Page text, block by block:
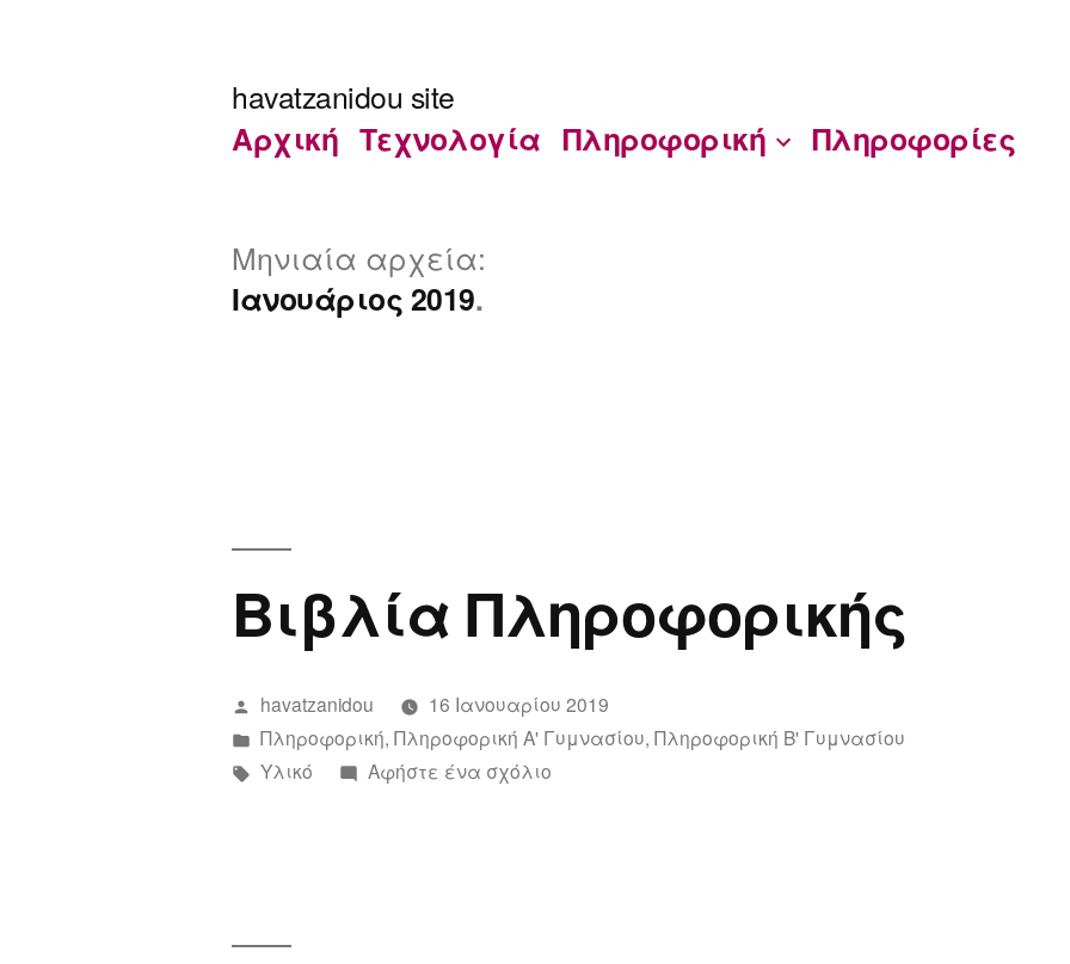
havatzanidou site
Αρχική Τεχνολογία Πληροφορική Πληροφορίες
Μηνιαία αρχεία:
Ιανουάριος 2019
Βιβλία Πληροφορικής
Συντάχθηκε
από
havatzanidou
16 Ιανουαρίου 2019
Αναρτήθηκε
σε
Πληροφορική,Πληροφορική Α' Γυμνασίου,Πληροφορική Β' Γυμνασίου
Ετικέτες:
Υλικό Αφήστε ένα σχόλιο